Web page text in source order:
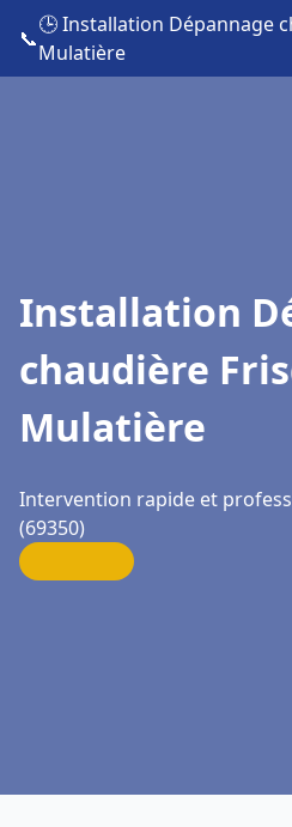
📞
🕒 Installation Dépannage
Mulatière
Installation
chaudière
Mulatière
Intervention rapide et
(69350)